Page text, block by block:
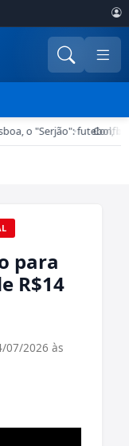
o "Serjão": futebol,
• Confira
para
R$14
07/2026 às